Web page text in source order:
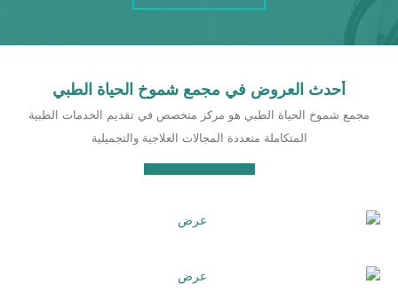
أحدث العروض في مجمع شموخ الحياة الطبي
مجمع شموخ الحياة الطبي هو مركز متخصص في تقديم الخدمات الطبية
المتكاملة متعددة المجالات العلاجية والتجميلية